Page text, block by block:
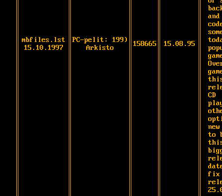
mbfiles.lst
15.10.1997
PC-pelit: 199)
Arkisto
158665 15.08.95
CD
to
fix